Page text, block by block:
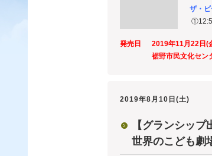
ザ・
発売日 2019年11月22日(
裾野市民文化セン
2019年8月10日(土)
【グランシップ
世界のこども劇